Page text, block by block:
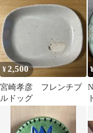
¥2,500
宮崎孝彦 フレンチブ
ルドッグ